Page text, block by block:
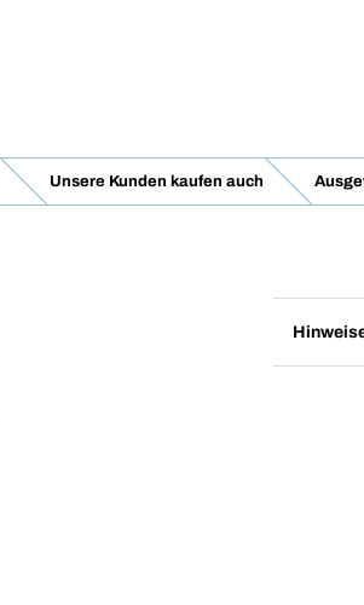
Unsere Kunden kaufen auch